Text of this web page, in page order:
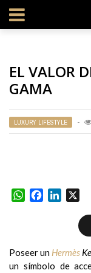
EL VALOR
GAMA
LUXURY LIFESTYLE
WhatsApp
FacebookLinkedIn
Poseer un Hermès
un símbolo de